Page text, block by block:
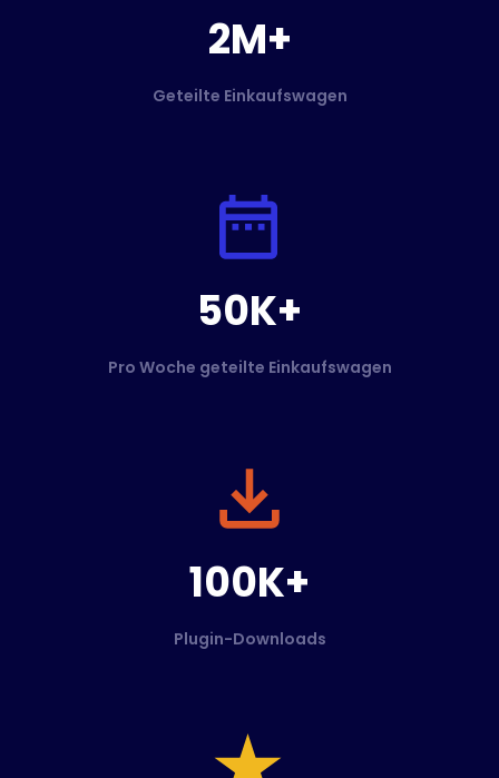
2M+
Geteilte Einkaufswagen
50K+
Pro Woche geteilte Einkaufswagen
100K+
Plugin-Downloads